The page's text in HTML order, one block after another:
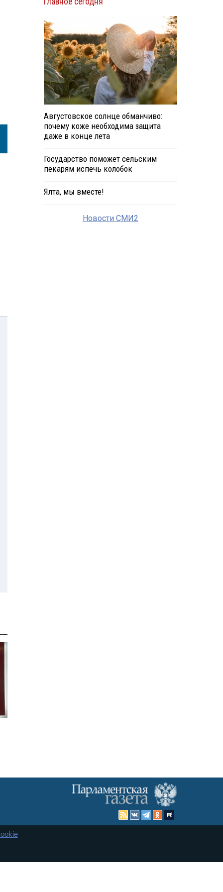
Августовское солнце обманчиво:
почему коже необходима защита
даже в конце лета
Государство поможет сельским
пекарям испечь колобок
Ялта, мы вместе!
Новости СМИ2